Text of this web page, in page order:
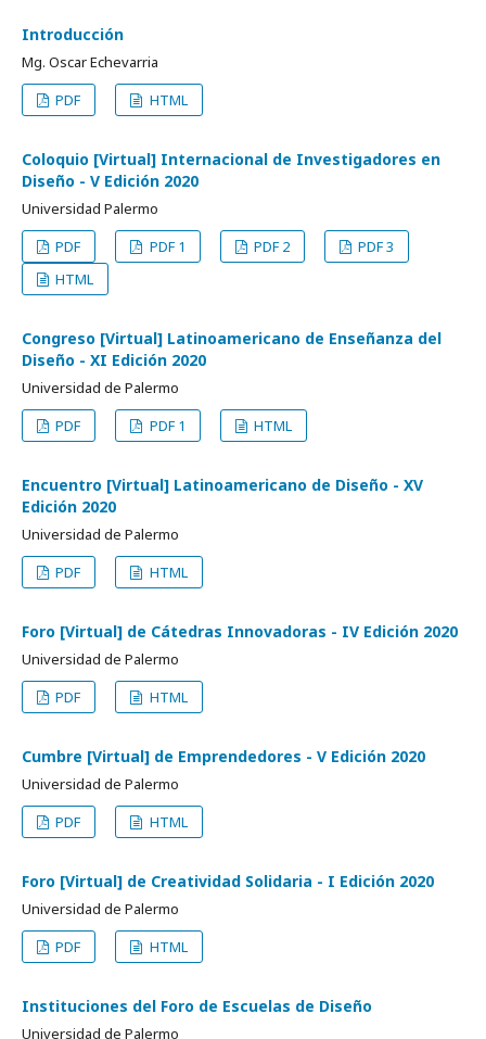
Introducción
Mg. Oscar Echevarria
PDF
HTML
Coloquio [Virtual] Internacional de Investigadores en
Diseño - V Edición 2020
Universidad Palermo
PDF
PDF 1 PDF 2
PDF 3
HTML
Congreso [Virtual] Latinoamericano de Enseñanza del
Diseño - XI Edición 2020
Universidad de Palermo
PDF
PDF 1 HTML
Encuentro [Virtual] Latinoamericano de Diseño - XV
Edición 2020
Universidad de Palermo
PDF
HTML
Foro [Virtual] de Cátedras Innovadoras - IV Edición 2020
Universidad de Palermo
PDF
HTML
Cumbre [Virtual] de Emprendedores - V Edición 2020
Universidad de Palermo
PDF
HTML
Foro [Virtual] de Creatividad Solidaria - I Edición 2020
Universidad de Palermo
PDF
HTML
Instituciones del Foro de Escuelas de Diseño
Universidad de Palermo